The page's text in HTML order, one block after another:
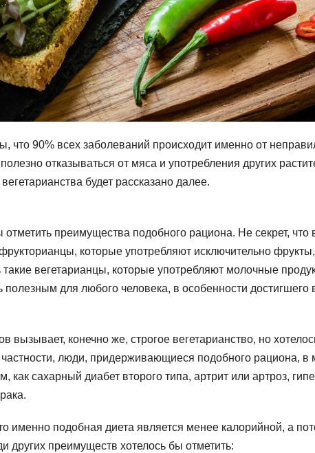
что 90% всех заболеваний происходит именно от
отказываться от мяса и употребления других
будет рассказано далее.
преимущества подобного рациона. Не секрет, что
которые употребляют исключительно
вегетарианцы, которые употребляют молочные
для любого человека, в особенности достигшего
вызывает, конечно же, строгое вегетарианство, но
люди, придерживающиеся подобного рациона,
сахарный диабет второго типа, артрит или артроз,
именно подобная диета является менее калорийной, а
других преимуществ хотелось бы отметить: